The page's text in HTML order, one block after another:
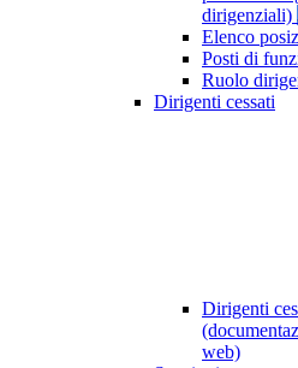
dirigenziali)
Elenco
Posti di
Ruolo
Dirigenti cessati
Dirigenti
web)